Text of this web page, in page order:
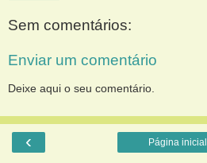
Sem comentários:
Enviar um comentário
Deixe aqui o seu comentário.
‹ Página inicial